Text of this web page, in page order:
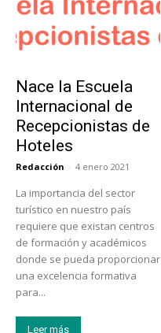
Nace la Escuela
Internacional de
Recepcionistas de
Hoteles
Redacción - 4 enero 2021
La importancia del sector
turístico en nuestro país
requiere que existan centros
de formación y académicos
donde se pueda proporcionar
una excelencia formativa
para...
Leer más